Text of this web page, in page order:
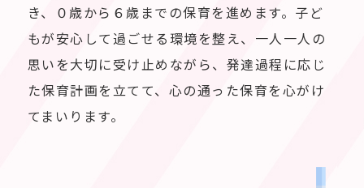
き、０歳から６歳までの保育を進めます。子ど
もが安心して過ごせる環境を整え、一人一人の
思いを大切に受け止めながら、発達過程に応じ
た保育計画を立てて、心の通った保育を心がけ
てまいります。